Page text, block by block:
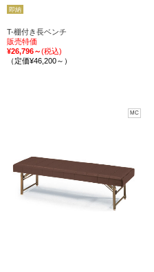
即納
T-棚付き長ベンチ
販売特価
¥26,796～(税込)
（定価¥46,200～）
MC